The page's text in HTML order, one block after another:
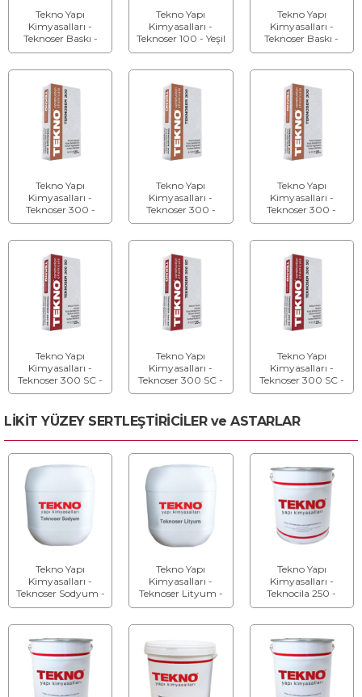
Tekno Yapı
Kimyasalları -
Teknoser Baskı -
Baskı Beton
Tekno Yapı
Kimyasalları -
Teknoser 100 - Yeşil
Renkte Yüzey
Tekno Yapı
Kimyasalları -
Teknoser Baskı -
Baskı Beton Yeşil
Tekno Yapı
Kimyasalları -
Teknoser 300 -
Korund Agregalı
Tekno Yapı
Kimyasalları -
Teknoser 300 -
Korund Agregalı
Tekno Yapı
Kimyasalları -
Teknoser 300 -
Korund Agregalı
Tekno Yapı
Kimyasalları -
Teknoser 300 SC -
Silisyum Karbür
Sertleştirici
Tekno Yapı
Kimyasalları -
Teknoser 300 SC -
Silisyum Karbür
Yüzey Sertleştirici
Tekno Yapı
Kimyasalları -
Teknoser 300 SC -
Silisyum Karbür
Sertleştirici
LİKİT YÜZEY SERTLEŞTİRİCİLER ve ASTARLAR
Tekno Yapı
Kimyasalları -
Teknoser Sodyum -
Tozuma Önleyici
Tekno Yapı
Kimyasalları -
Teknoser Lityum -
Sıvı Yüzey
Tekno Yapı
Kimyasalları -
Teknocila 250 -
Beton Cila